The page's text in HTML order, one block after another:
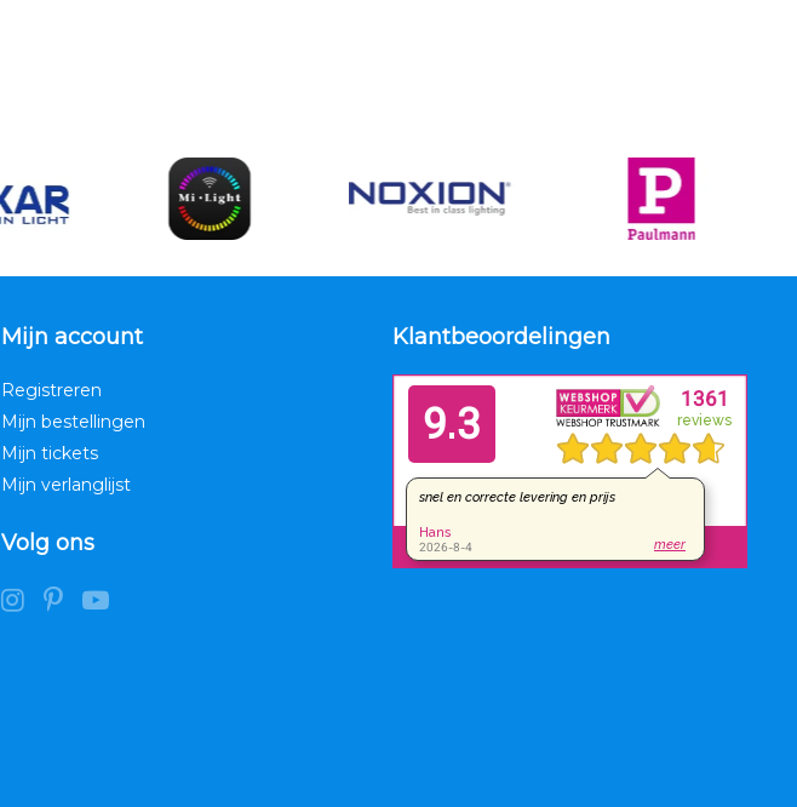
Mijn account
Registreren
Mijn bestellingen
Mijn tickets
Mijn verlanglijst
Volg ons
Klantbeoordelingen